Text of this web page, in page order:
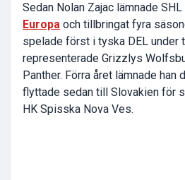
Sedan Nolan Zajac lämnade
Europa och tillbringat fyra
spelade först i tyska DEL under
representerade Grizzlys
Panther. Förra året lämnade han
flyttade sedan till Slovakien för
HK Spisska Nova Ves.